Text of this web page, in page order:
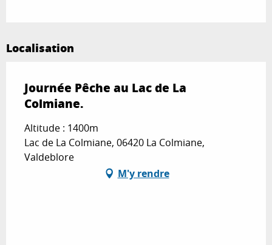
Localisation
Journée Pêche au Lac de La
Colmiane.
Altitude : 1400m
Lac de La Colmiane, 06420 La Colmiane,
Valdeblore
M'y rendre